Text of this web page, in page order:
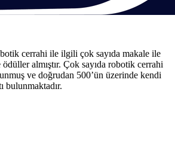
cerrahi ile ilgili çok sayıda makale ile
almıştır. Çok sayıda robotik cerrahi
ve doğrudan 500’ün üzerinde kendi
bulunmaktadır.